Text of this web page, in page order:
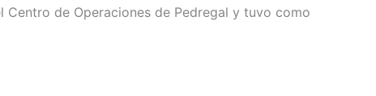
Centro de Operaciones de Pedregal y tuvo como